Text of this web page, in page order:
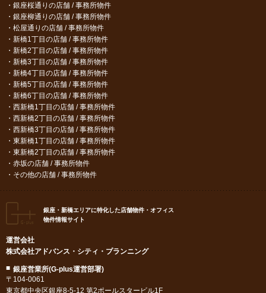
銀座桜通りの店舗 / 事務所物件
銀座柳通りの店舗 / 事務所物件
松屋通りの店舗 / 事務所物件
新橋1丁目の店舗 / 事務所物件
新橋2丁目の店舗 / 事務所物件
新橋3丁目の店舗 / 事務所物件
新橋4丁目の店舗 / 事務所物件
新橋5丁目の店舗 / 事務所物件
新橋6丁目の店舗 / 事務所物件
西新橋1丁目の店舗 / 事務所物件
西新橋2丁目の店舗 / 事務所物件
西新橋3丁目の店舗 / 事務所物件
東新橋1丁目の店舗 / 事務所物件
東新橋2丁目の店舗 / 事務所物件
赤坂の店舗 / 事務所物件
その他の店舗 / 事務所物件
銀座・新橋エリアに特化した店舗物件・オフィス
物件情報サイト
運営会社
株式会社アドバンス・シティ・プランニング
銀座営業所(G-plus運営部署)
〒104-0061
東京都中央区銀座8-5-12 第2ポールスタービル1F